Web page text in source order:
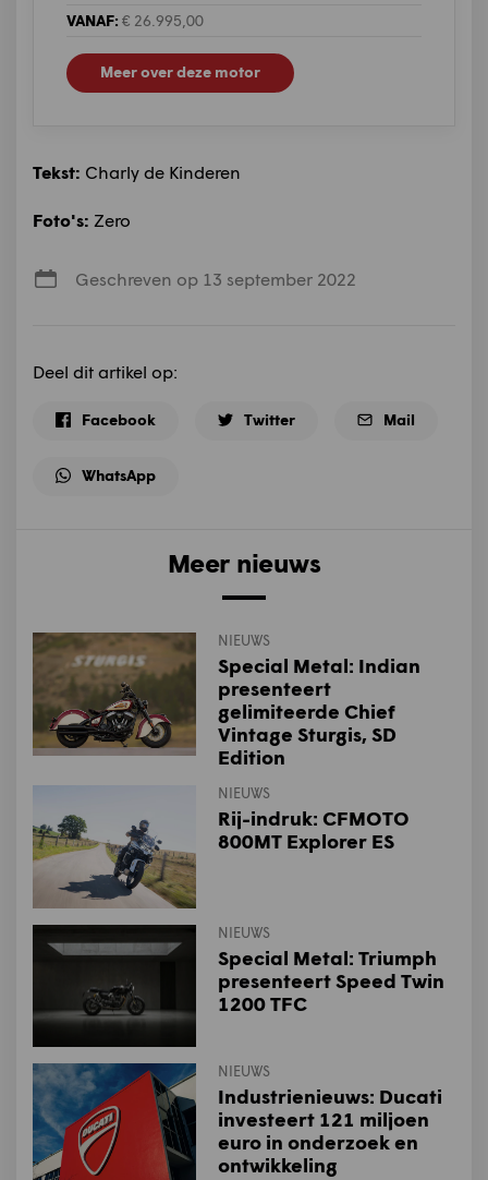
VANAF: € 26.995,00
Meer over deze motor
Tekst: Charly de Kinderen
Foto's: Zero
Geschreven op 13 september 2022
Deel dit artikel op:
Facebook Twitter Mail
WhatsApp
Meer nieuws
NIEUWS
Special Metal: Indian
presenteert
gelimiteerde Chief
Vintage Sturgis, SD
Edition
NIEUWS
Rij-indruk: CFMOTO
800MT Explorer ES
NIEUWS
Special Metal: Triumph
presenteert Speed Twin
1200 TFC
NIEUWS
Industrienieuws: Ducati
investeert 121 miljoen
euro in onderzoek en
ontwikkeling